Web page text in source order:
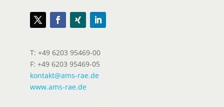
T: +49 6203 95469-00
F: +49 6203 95469-05
kontakt@ams-rae.de
www.ams-rae.de